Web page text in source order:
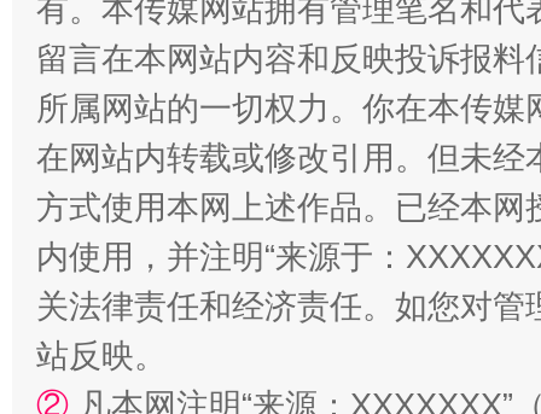
国家大学科技园优化重塑工作
有。本传媒网站拥有管理笔名和
留言在本网站内容和反映投诉报
所属网站的一切权力。你在本传
在网站内转载或修改引用。但未
方式使用本网上述作品。已经本
内使用，并注明“来源于：
关法律责任和经济责任。如您对
站反映。
② 凡本网注明“来源：